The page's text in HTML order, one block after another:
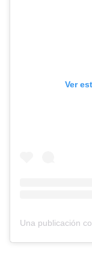
Ver
Una publicación